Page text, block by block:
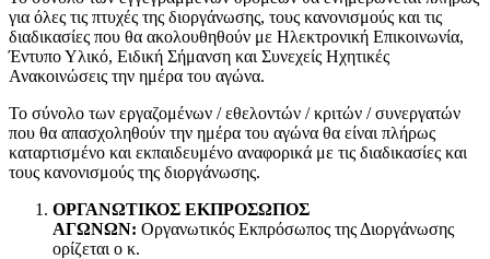
για όλες τις πτυχές της διοργάνωσης, τους κανονισμούς και τις
διαδικασίες που θα ακολουθηθούν με Ηλεκτρονική Επικοινωνία,
Έντυπο Υλικό, Ειδική Σήμανση και Συνεχείς Ηχητικές
Ανακοινώσεις την ημέρα του αγώνα.
Το σύνολο των εργαζομένων / εθελοντών / κριτών / συνεργατών
που θα απασχοληθούν την ημέρα του αγώνα θα είναι πλήρως
καταρτισμένο και εκπαιδευμένο αναφορικά με τις διαδικασίες και
τους κανονισμούς της διοργάνωσης.
ΟΡΓΑΝΩΤΙΚΟΣ ΕΚΠΡΟΣΩΠΟΣ
ΑΓΩΝΩΝ: Οργανωτικός Εκπρόσωπος της Διοργάνωσης
ορίζεται ο κ.